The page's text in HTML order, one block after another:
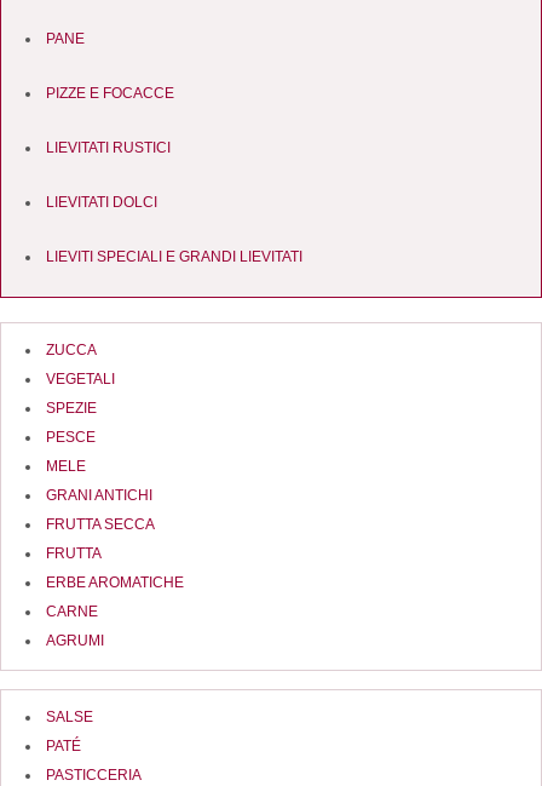
PANE
PIZZE E FOCACCE
LIEVITATI RUSTICI
LIEVITATI DOLCI
LIEVITI SPECIALI E GRANDI LIEVITATI
ZUCCA
VEGETALI
SPEZIE
PESCE
MELE
GRANI ANTICHI
FRUTTA SECCA
FRUTTA
ERBE AROMATICHE
CARNE
AGRUMI
SALSE
PATÉ
PASTICCERIA